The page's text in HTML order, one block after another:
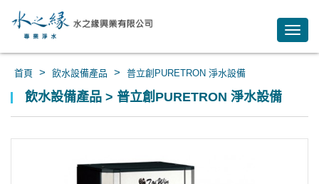
首頁 > 飲水設備產品 > 普立創PURETRON 淨水設備
飲水設備產品 > 普立創PURETRON 淨水設備